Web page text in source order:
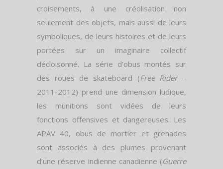
croisements, à une créolisation non
seulement des objets, mais aussi de leurs
symboliques, de leurs histoires et de leurs
portées sur un imaginaire collectif
décloisonné. La série d’obus montés sur
des roues de skateboard (Free Rider–
2011-2012) prend une dimension ludique,
les munitions sont vidées de leurs
fonctions offensives et dangereuses. Les
APAV 40, obus de mortier et grenades
sont associés à des plumes provenant
d’une réserve indienne canadienne (Guerre